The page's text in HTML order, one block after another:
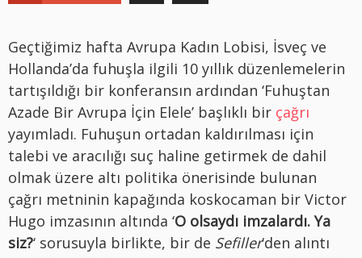
Geçtiğimiz hafta Avrupa Kadın Lobisi, İsveç ve
Hollanda’da fuhuşla ilgili 10 yıllık düzenlemelerin
tartışıldığı bir konferansın ardından ‘Fuhuştan
Azade Bir Avrupa İçin Elele’ başlıklı bir çağrı
yayımladı. Fuhuşun ortadan kaldırılması için
talebi ve aracılığı suç haline getirmek de dahil
olmak üzere altı politika önerisinde bulunan
çağrı metninin kapağında koskocaman bir Victor
Hugo imzasının altında ‘O olsaydı imzalardı. Ya
siz?‘ sorusuyla birlikte, bir de Sefiller‘den alıntı